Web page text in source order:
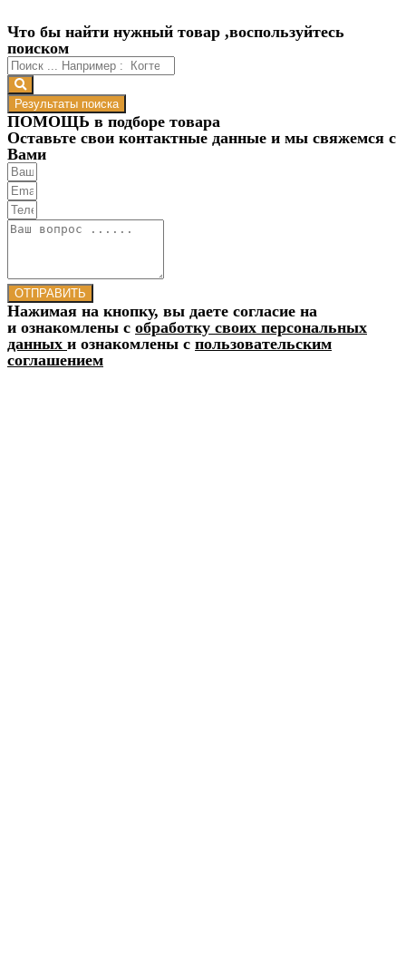
Что бы найти нужный товар ,воспользуйтесь
поиском
Результаты поиска
ПОМОЩЬ в подборе товара
Оставьте свои контактные данные и мы свяжемся с
Вами
ОТПРАВИТЬ
Нажимая на кнопку, вы даете согласие на
и ознакомлены с обработку своих персональных
данных и ознакомлены с пользовательским
соглашением